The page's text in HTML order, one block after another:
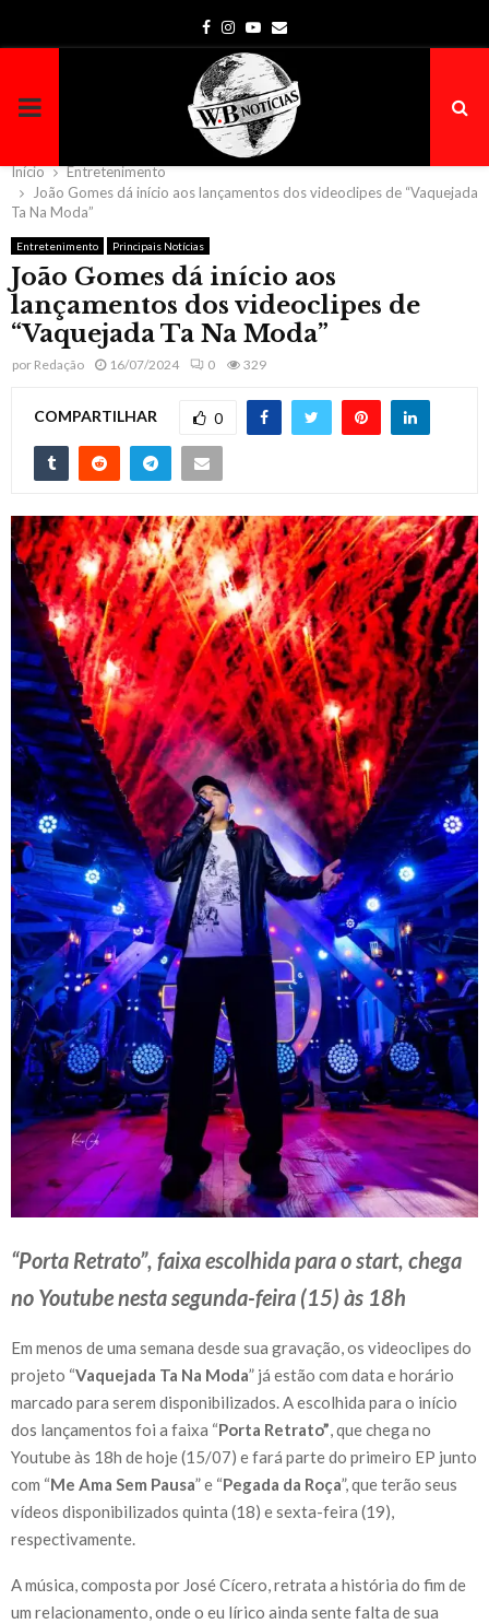
Facebook
Instagram
Youtube
Email
PRIMARY
MENU
Início
Entretenimento
João Gomes dá início aos lançamentos dos videoclipes de “Vaquejada
Ta Na Moda”
Entretenimento Principais Notícias
João Gomes dá início aos
lançamentos dos videoclipes de
“Vaquejada Ta Na Moda”
por Redação 16/07/2024 0 329
COMPARTILHAR 0
“Porta Retrato”, faixa escolhida para o start, chega
no Youtube nesta segunda-feira (15) às 18h
Em menos de uma semana desde sua gravação, os videoclipes do
projeto “Vaquejada Ta Na Moda” já estão com data e horário
marcado para serem disponibilizados. A escolhida para o início
dos lançamentos foi a faixa “Porta Retrato”, que chega no
Youtube às 18h de hoje (15/07) e fará parte do primeiro EP junto
com “Me Ama Sem Pausa” e “Pegada da Roça”, que terão seus
vídeos disponibilizados quinta (18) e sexta-feira (19),
respectivamente.
A música, composta por José Cícero, retrata a história do fim de
um relacionamento, onde o eu lírico ainda sente falta de sua